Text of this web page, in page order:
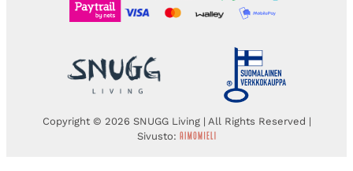
Copyright © 2026 SNUGG Living | All Rights Reserved |
Sivusto: